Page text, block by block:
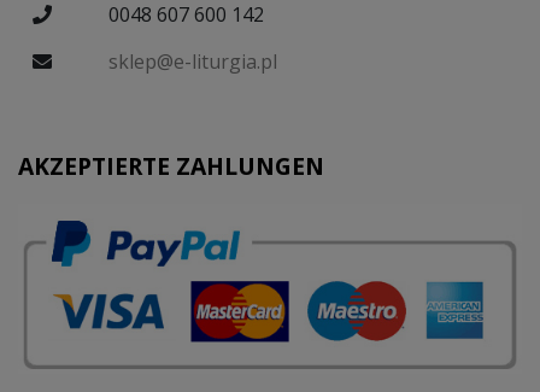
0048 607 600 142
sklep@e-liturgia.pl
AKZEPTIERTE ZAHLUNGEN